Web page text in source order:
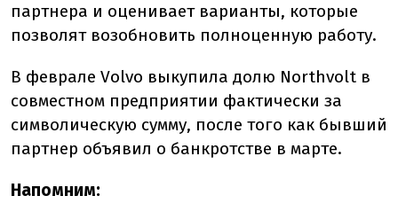
партнера и оценивает варианты, которые
позволят возобновить полноценную работу.
В феврале Volvo выкупила долю Northvolt в
совместном предприятии фактически за
символическую сумму, после того как бывший
партнер объявил о банкротстве в марте.
Напомним: